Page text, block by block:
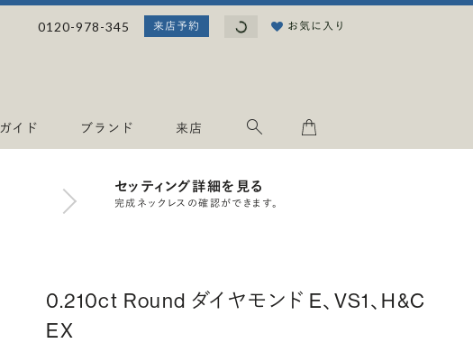
0120-978-345 来店予約 読み込み中...お気に入り
ガイド ブランド 来店
セッティング詳細を見る
完成ネックレスの確認ができます。
0.210ct Round ダイヤモンド E、VS1、H&C
EX